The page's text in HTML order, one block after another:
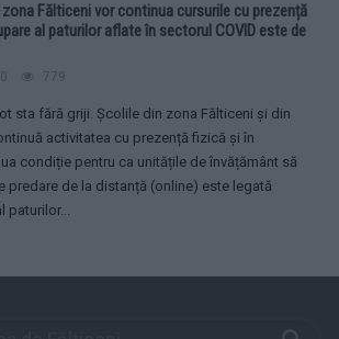
Fălticeni vor continua cursurile cu prezență
al paturilor aflate în sectorul COVID este de
0 779
sta fără griji. Școlile din zona Fălticeni și din
activitatea cu prezență fizică și în
condiție pentru ca unitățile de învățământ să
predare de la distanță (online) este legată
paturilor...